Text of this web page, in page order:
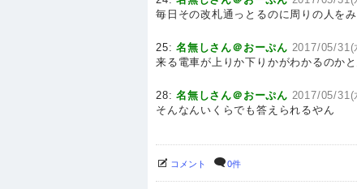
毎日その改札通っとるのに周りの人を
25:名無しさん＠おーぷん 2017/05/
来る電車が上りか下りかがわかるのか
28:名無しさん＠おーぷん 2017/05/
そんなんいくらでも答えられるやん
コメント 0件